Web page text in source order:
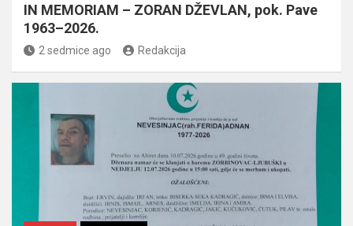
IN MEMORIAM – ZORAN DŽEVLAN, pok. Pave
1963–2026.
2 sedmice ago Redakcija